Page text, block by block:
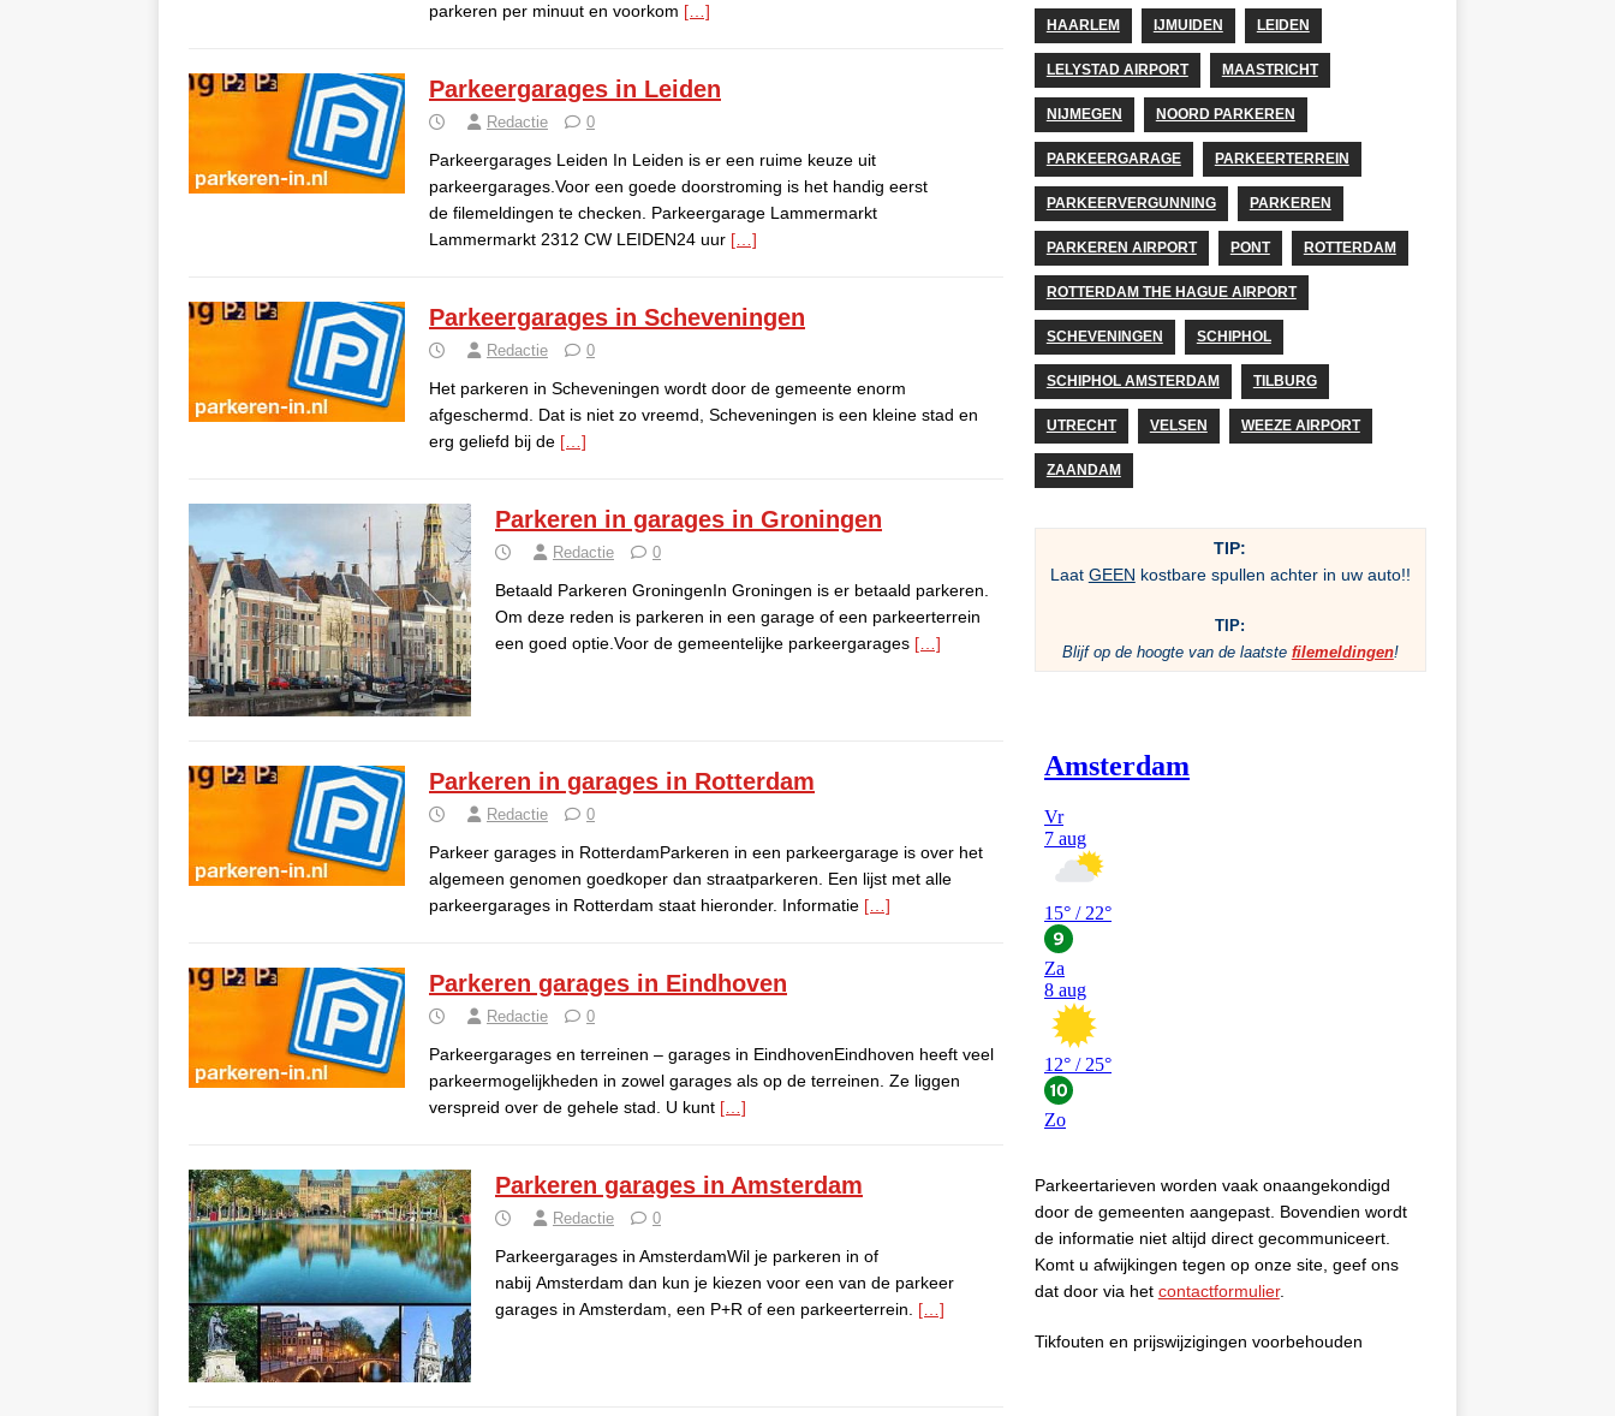
parkeren per minuut en voorkom […]
Parkeergarages in Leiden
Redactie 0
Parkeergarages Leiden In Leiden is er een ruime keuze uit
parkeergarages.Voor een goede doorstroming is het handig eerst
de filemeldingen te checken. Parkeergarage Lammermarkt
Lammermarkt 2312 CW LEIDEN24 uur […]
Parkeergarages in Scheveningen
Redactie 0
Het parkeren in Scheveningen wordt door de gemeente enorm
afgeschermd. Dat is niet zo vreemd, Scheveningen is een kleine stad en
erg geliefd bij de […]
Parkeren in garages in Groningen
Redactie 0
Betaald Parkeren GroningenIn Groningen is er betaald parkeren.
Om deze reden is parkeren in een garage of een parkeerterrein
een goed optie.Voor de gemeentelijke parkeergarages […]
Parkeren in garages in Rotterdam
Redactie 0
Parkeer garages in RotterdamParkeren in een parkeergarage is over het
algemeen genomen goedkoper dan straatparkeren. Een lijst met alle
parkeergarages in Rotterdam staat hieronder. Informatie […]
Parkeren garages in Eindhoven
Redactie 0
Parkeergarages en terreinen – garages in EindhovenEindhoven heeft veel
parkeermogelijkheden in zowel garages als op de terreinen. Ze liggen
verspreid over de gehele stad. U kunt […]
Parkeren garages in Amsterdam
Redactie 0
Parkeergarages in AmsterdamWil je parkeren in of
nabij Amsterdam dan kun je kiezen voor een van de parkeer
garages in Amsterdam, een P+R of een parkeerterrein. […]
HAARLEM IJMUIDEN LEIDEN
LELYSTAD AIRPORT MAASTRICHT
NIJMEGEN NOORD PARKEREN
PARKEERGARAGE PARKEERTERREIN
PARKEERVERGUNNING PARKEREN
PARKEREN AIRPORT PONT ROTTERDAM
ROTTERDAM THE HAGUE AIRPORT
SCHEVENINGEN SCHIPHOL
SCHIPHOL AMSTERDAM TILBURG
UTRECHT VELSEN WEEZE AIRPORT
ZAANDAM
TIP:
Laat GEEN kostbare spullen achter in uw auto!!
TIP:
Blijf op de hoogte van de laatste filemeldingen!
Parkeertarieven worden vaak onaangekondigd
door de gemeenten aangepast. Bovendien wordt
de informatie niet altijd direct gecommuniceert.
Komt u afwijkingen tegen op onze site, geef ons
dat door via het contactformulier.
Tikfouten en prijswijzigingen voorbehouden